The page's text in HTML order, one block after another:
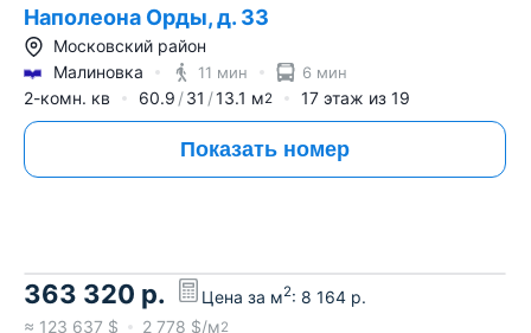
Наполеона Орды, д. 33
Московский район
Малиновка
11 мин 6 мин
2-комн. кв 60.9 31 13.1 м2 17 этаж из 19
Показать номер
363 320 р. Цена за м2: 8 164 р.
≈ 123 637 $ 2 778 $/м2